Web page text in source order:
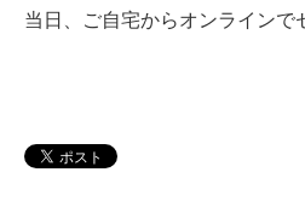
当日、ご自宅からオンラインで